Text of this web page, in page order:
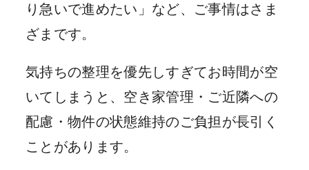
り急いで進めたい」など、ご事情はさま
ざまです。
気持ちの整理を優先しすぎてお時間が空
いてしまうと、空き家管理・ご近隣への
配慮・物件の状態維持のご負担が長引く
ことがあります。